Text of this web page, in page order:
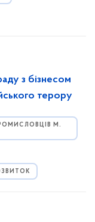
з бізнесом
терору
М.